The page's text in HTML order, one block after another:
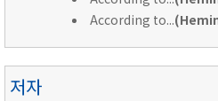
According to...
저자